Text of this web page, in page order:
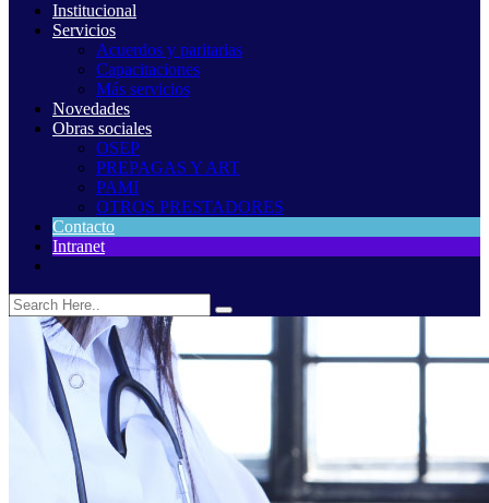
Institucional
Servicios
Acuerdos y paritarias
Capacitaciones
Más servicios
Novedades
Obras sociales
OSEP
PREPAGAS Y ART
PAMI
OTROS PRESTADORES
Contacto
Intranet